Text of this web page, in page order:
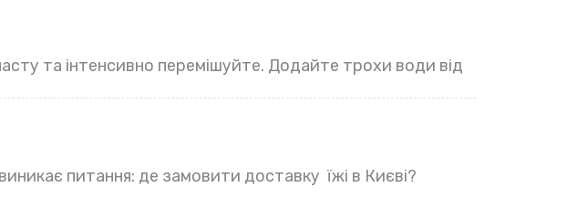
та інтенсивно перемішуйте. Додайте трохи води від
питання: де замовити доставку їжі в Києві?